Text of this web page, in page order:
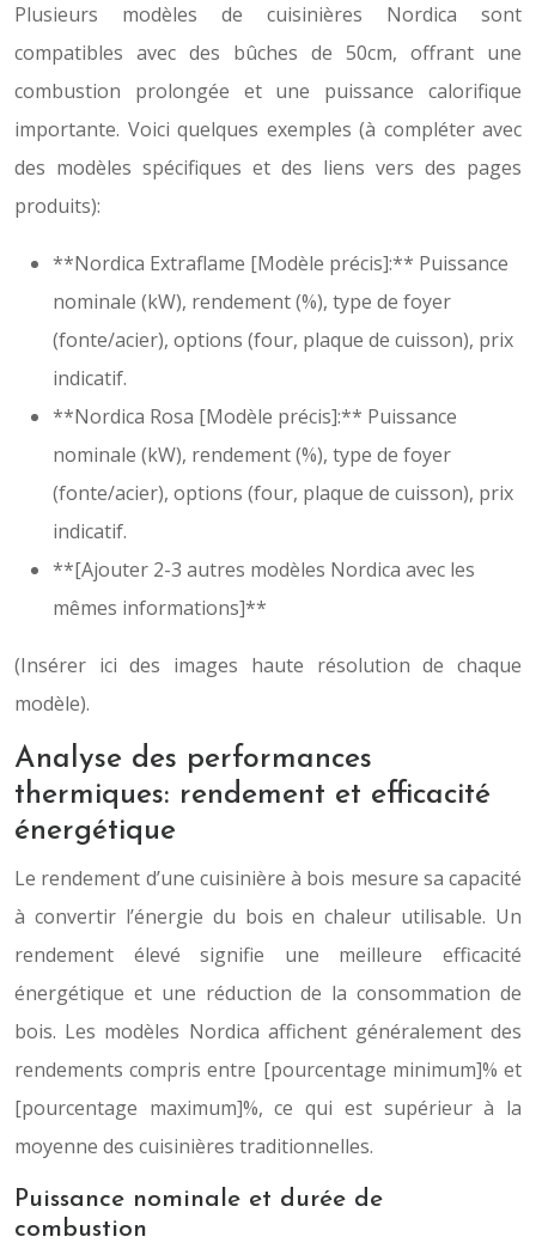
Plusieurs modèles de cuisinières Nordica sont
compatibles avec des bûches de 50cm, offrant une
combustion prolongée et une puissance calorifique
importante. Voici quelques exemples (à compléter avec
des modèles spécifiques et des liens vers des pages
produits):
**Nordica Extraflame [Modèle précis]:** Puissance
nominale (kW), rendement (%), type de foyer
(fonte/acier), options (four, plaque de cuisson), prix
indicatif.
**Nordica Rosa [Modèle précis]:** Puissance
nominale (kW), rendement (%), type de foyer
(fonte/acier), options (four, plaque de cuisson), prix
indicatif.
**[Ajouter 2-3 autres modèles Nordica avec les
mêmes informations]**
(Insérer ici des images haute résolution de chaque
modèle).
Analyse des performances
thermiques: rendement et efficacité
énergétique
Le rendement d’une cuisinière à bois mesure sa capacité
à convertir l’énergie du bois en chaleur utilisable. Un
rendement élevé signifie une meilleure efficacité
énergétique et une réduction de la consommation de
bois. Les modèles Nordica affichent généralement des
rendements compris entre [pourcentage minimum]% et
[pourcentage maximum]%, ce qui est supérieur à la
moyenne des cuisinières traditionnelles.
Puissance nominale et durée de
combustion